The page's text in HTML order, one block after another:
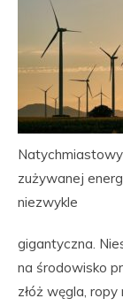
zużywanej
niezwykle
gigantyczna.
na środowisko
złóż węgla,